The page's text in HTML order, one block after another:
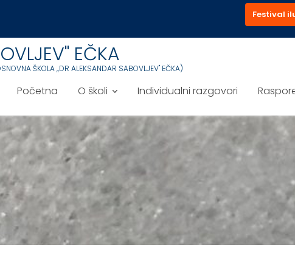
Festival
EČKA
ŠKOLA ,,DR ALEKSANDAR SABOVLJEV'' EČKA)
Početna O školi Individualni razgovori